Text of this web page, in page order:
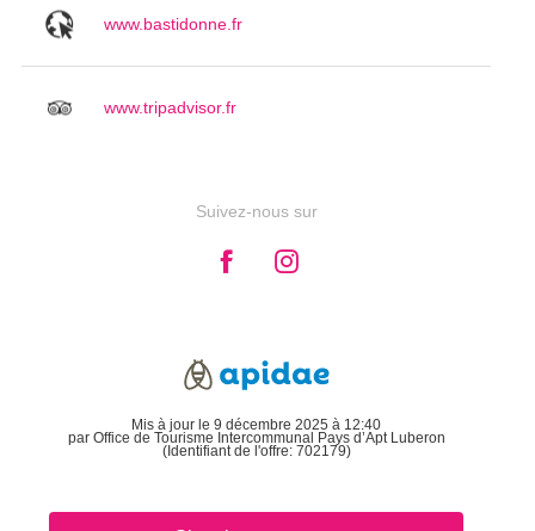
www.bastidonne.fr
www.tripadvisor.fr
Suivez-nous sur
Mis à jour le 9 décembre 2025 à 12:40
par Office de Tourisme Intercommunal Pays d’Apt Luberon
(Identifiant de l'offre: 702179)